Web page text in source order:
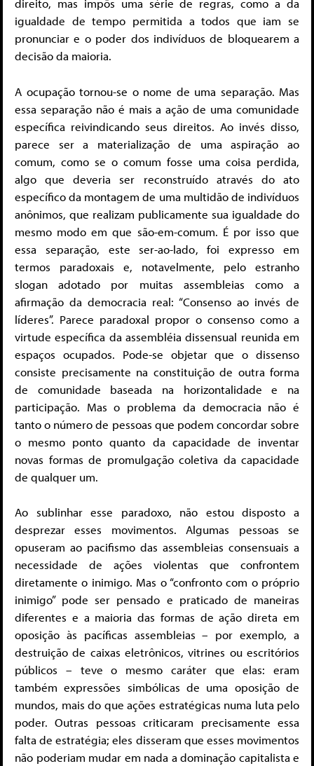
direito, mas impôs uma série de regras, como a da
igualdade de tempo permitida a todos que iam se
pronunciar e o poder dos indivíduos de bloquearem a
decisão da maioria.
A ocupação tornou-se o nome de uma separação. Mas
essa separação não é mais a ação de uma comunidade
específica reivindicando seus direitos. Ao invés disso,
parece ser a materialização de uma aspiração ao
comum, como se o comum fosse uma coisa perdida,
algo que deveria ser reconstruído através do ato
específico da montagem de uma multidão de indivíduos
anônimos, que realizam publicamente sua igualdade do
mesmo modo em que são-em-comum. É por isso que
essa separação, este ser-ao-lado, foi expresso em
termos paradoxais e, notavelmente, pelo estranho
slogan adotado por muitas assembleias como a
afirmação da democracia real: “Consenso ao invés de
líderes”. Parece paradoxal propor o consenso como a
virtude específica da assembléia dissensual reunida em
espaços ocupados. Pode-se objetar que o dissenso
consiste precisamente na constituição de outra forma
de comunidade baseada na horizontalidade e na
participação. Mas o problema da democracia não é
tanto o número de pessoas que podem concordar sobre
o mesmo ponto quanto da capacidade de inventar
novas formas de promulgação coletiva da capacidade
de qualquer um.
Ao sublinhar esse paradoxo, não estou disposto a
desprezar esses movimentos. Algumas pessoas se
opuseram ao pacifismo das assembleias consensuais a
necessidade de ações violentas que confrontem
diretamente o inimigo. Mas o “confronto com o próprio
inimigo” pode ser pensado e praticado de maneiras
diferentes e a maioria das formas de ação direta em
oposição às pacíficas assembleias – por exemplo, a
destruição de caixas eletrônicos, vitrines ou escritórios
públicos – teve o mesmo caráter que elas: eram
também expressões simbólicas de uma oposição de
mundos, mais do que ações estratégicas numa luta pelo
poder. Outras pessoas criticaram precisamente essa
falta de estratégia; eles disseram que esses movimentos
não poderiam mudar em nada a dominação capitalista e